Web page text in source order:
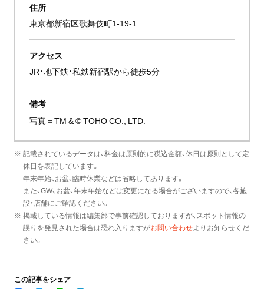
住所
東京都新宿区歌舞伎町1-19-1
アクセス
JR・地下鉄・私鉄新宿駅から徒歩5分
備考
写真＝TM & © TOHO CO., LTD.
※ 記載されているデータは、料金は原則的に税込金額、休日は原則として定
休日を表記しています。
年末年始、お盆、臨時休業などは省略してあります。
また、GW、お盆、年末年始などは変更になる場合がございますので、各施
設・店舗にご確認ください。
※ 掲載している情報は編集部で事前確認しておりますが、スポット情報の
誤りを発見された場合は恐れ入りますがお問い合わせよりお知らせくだ
さい。
この記事をシェア